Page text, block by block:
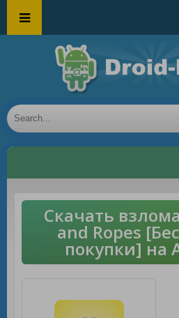
Скачать
and Ropes
покупки] на